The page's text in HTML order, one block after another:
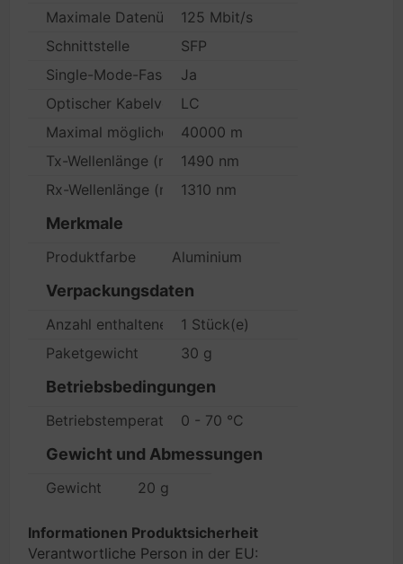
Maximale Datenübertragungsrate
125 Mbit/s
Schnittstelle
SFP
Single-Mode-Faser (SMF) unterstützt
Ja
Optischer Kabelverbinder
LC
Maximal mögliche Übertragungsstrecke
40000 m
Tx-Wellenlänge (max.)1490 nm
Rx-Wellenlänge (max.)1310 nm
Merkmale
Produktfarbe Aluminium
Verpackungsdaten
Anzahl enthaltener Produkte
1 Stück(e)
Paketgewicht
30 g
Betriebsbedingungen
Betriebstemperatur 0 - 70 °C
Gewicht und Abmessungen
Gewicht 20 g
Informationen Produktsicherheit
Verantwortliche Person in der EU: